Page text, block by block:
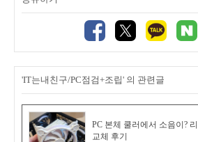
'IT는내친구/PC점검+조립' 의 관련글
PC 본체 쿨러에서 소음이?
교체 후기